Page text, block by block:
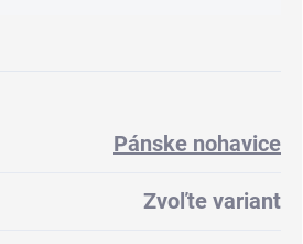
Pánske nohavice
Zvoľte variant